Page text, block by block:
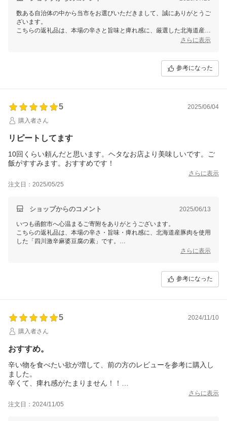
数ある自治体の中から当市をお選びいただきまして、誠にありがとうご
ざいます。
こちらの返礼品は、本場の辛さと旨味と痺れ感に、厳選した北海道産豚
ご家庭でも当市の魅力を感じていただけるよう、丹精込めて作り上げた
お品を更に充実してまいりますので、今後とも函館市をよろしくお願い
さらに表示
参考になった
5
2025/06/04
購入者さん
リピートしてます
10回くらい頼んだと思います。ヘタなお店より美味しいです。ご
飯がすすみます。おすすめです！
さらに表示
注文日：2025/05/25
ショップからのコメント 2025/06/13
いつも函館市へ心温まるご寄附をありがとうございます。
こちらの返礼品は、本場の辛さ・旨味・痺れ感に、北海道産豚肉を使用
した「四川激辛麻婆豆腐の素」です。
当返礼品をお気に召していただき、何度もリピートいただいているとの
これからも寄附者様のお料理に欠かせない返礼品となりますよう、より
良い品質を保ってお届けしてまいりますので、今後とも函館市をよろし
さらに表示
参考になった
5
2024/11/10
購入者さん
おすすめ。
辛い物を食べたい欲が増して、前の方のレビューを参考に購入し
ました。
辛くて、痺れ感がたまりません！！
一袋のボリュームもとてもあるのでお料理の手間も省けます。お
さらに表示
注文日：2024/11/05